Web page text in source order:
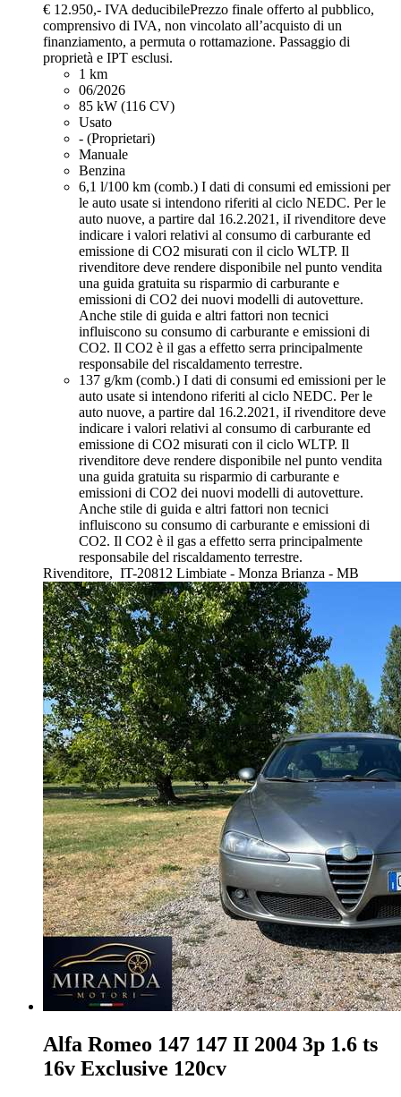
€ 12.950,- IVA deducibilePrezzo finale offerto al pubblico,
comprensivo di IVA, non vincolato all’acquisto di un
finanziamento, a permuta o rottamazione. Passaggio di
proprietà e IPT esclusi.
1 km
06/2026
85 kW (116 CV)
Usato
- (Proprietari)
Manuale
Benzina
6,1 l/100 km (comb.) I dati di consumi ed emissioni per
le auto usate si intendono riferiti al ciclo NEDC. Per le
auto nuove, a partire dal 16.2.2021, iI rivenditore deve
indicare i valori relativi al consumo di carburante ed
emissione di CO2 misurati con il ciclo WLTP. Il
rivenditore deve rendere disponibile nel punto vendita
una guida gratuita su risparmio di carburante e
emissioni di CO2 dei nuovi modelli di autovetture.
Anche stile di guida e altri fattori non tecnici
influiscono su consumo di carburante e emissioni di
CO2. Il CO2 è il gas a effetto serra principalmente
responsabile del riscaldamento terrestre.
137 g/km (comb.) I dati di consumi ed emissioni per le
auto usate si intendono riferiti al ciclo NEDC. Per le
auto nuove, a partire dal 16.2.2021, iI rivenditore deve
indicare i valori relativi al consumo di carburante ed
emissione di CO2 misurati con il ciclo WLTP. Il
rivenditore deve rendere disponibile nel punto vendita
una guida gratuita su risparmio di carburante e
emissioni di CO2 dei nuovi modelli di autovetture.
Anche stile di guida e altri fattori non tecnici
influiscono su consumo di carburante e emissioni di
CO2. Il CO2 è il gas a effetto serra principalmente
responsabile del riscaldamento terrestre.
Rivenditore, IT-20812 Limbiate - Monza Brianza - MB
Alfa Romeo 147 147 II 2004 3p 1.6 ts
16v Exclusive 120cv